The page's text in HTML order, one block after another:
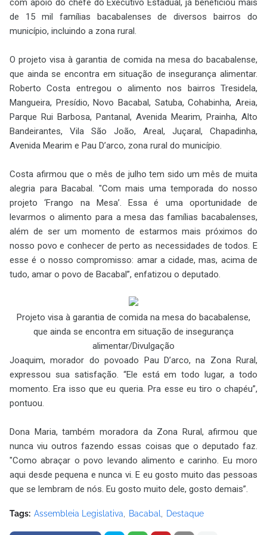
com apoio do chefe do Executivo Estadual, já beneficiou mais
de 15 mil famílias bacabalenses de diversos bairros do
município, incluindo a zona rural.
O projeto visa à garantia de comida na mesa do bacabalense,
que ainda se encontra em situação de insegurança alimentar.
Roberto Costa entregou o alimento nos bairros Tresidela,
Mangueira, Presídio, Novo Bacabal, Satuba, Cohabinha, Areia,
Parque Rui Barbosa, Pantanal, Avenida Mearim, Prainha, Alto
Bandeirantes, Vila São João, Areal, Juçaral, Chapadinha,
Avenida Mearim e Pau D’arco, zona rural do município.
Costa afirmou que o mês de julho tem sido um mês de muita
alegria para Bacabal. "Com mais uma temporada do nosso
projeto ‘Frango na Mesa’. Essa é uma oportunidade de
levarmos o alimento para a mesa das famílias bacabalenses,
além de ser um momento de estarmos mais próximos do
nosso povo e conhecer de perto as necessidades de todos. E
esse é o nosso compromisso: amar a cidade, mas, acima de
tudo, amar o povo de Bacabal”, enfatizou o deputado.
Projeto visa à garantia de comida na mesa do bacabalense,
que ainda se encontra em situação de insegurança
alimentar/Divulgação
Joaquim, morador do povoado Pau D’arco, na Zona Rural,
expressou sua satisfação. “Ele está em todo lugar, a todo
momento. Era isso que eu queria. Pra esse eu tiro o chapéu”,
pontuou.
Dona Maria, também moradora da Zona Rural, afirmou que
nunca viu outros fazendo essas coisas que o deputado faz.
"Como abraçar o povo levando alimento e carinho. Eu moro
aqui desde pequena e nunca vi. E eu gosto muito das pessoas
que se lembram de nós. Eu gosto muito dele, gosto demais”.
Tags: Assembleia Legislativa Bacabal Destaque